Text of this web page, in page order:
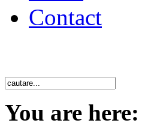
Contact
You are here: